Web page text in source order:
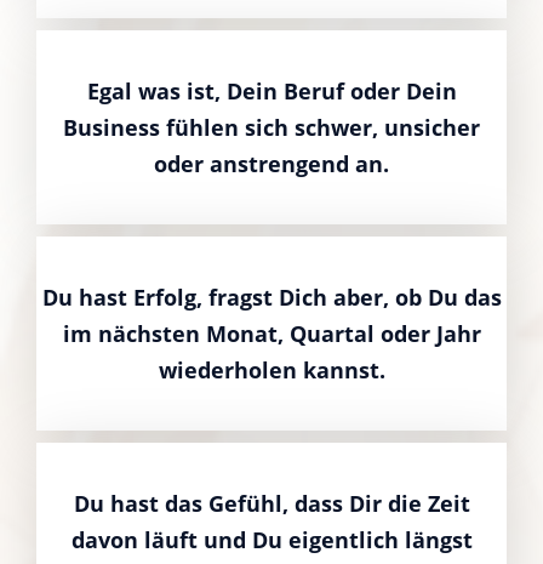
Egal was ist, Dein Beruf oder Dein
Business fühlen sich schwer, unsicher
oder anstrengend an.
Du hast Erfolg, fragst Dich aber, ob Du das
im nächsten Monat, Quartal oder Jahr
wiederholen kannst.
Du hast das Gefühl, dass Dir die Zeit
davon läuft und Du eigentlich längst